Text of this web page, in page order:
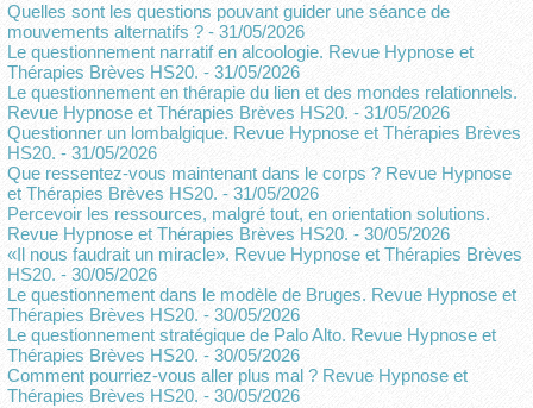
Quelles sont les questions pouvant guider une séance de
mouvements alternatifs ? - 31/05/2026
Le questionnement narratif en alcoologie. Revue Hypnose et
Thérapies Brèves HS20. - 31/05/2026
Le questionnement en thérapie du lien et des mondes relationnels.
Revue Hypnose et Thérapies Brèves HS20. - 31/05/2026
Questionner un lombalgique. Revue Hypnose et Thérapies Brèves
HS20. - 31/05/2026
Que ressentez-vous maintenant dans le corps ? Revue Hypnose
et Thérapies Brèves HS20. - 31/05/2026
Percevoir les ressources, malgré tout, en orientation solutions.
Revue Hypnose et Thérapies Brèves HS20. - 30/05/2026
«Il nous faudrait un miracle». Revue Hypnose et Thérapies Brèves
HS20. - 30/05/2026
Le questionnement dans le modèle de Bruges. Revue Hypnose et
Thérapies Brèves HS20. - 30/05/2026
Le questionnement stratégique de Palo Alto. Revue Hypnose et
Thérapies Brèves HS20. - 30/05/2026
Comment pourriez-vous aller plus mal ? Revue Hypnose et
Thérapies Brèves HS20. - 30/05/2026